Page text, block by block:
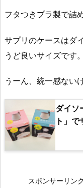
フタつきプラ製で詰
サプリのケースはダ
うど良いサイズです。
うーん、統一感ない
ダイソ
ト」
スポンサーリンク